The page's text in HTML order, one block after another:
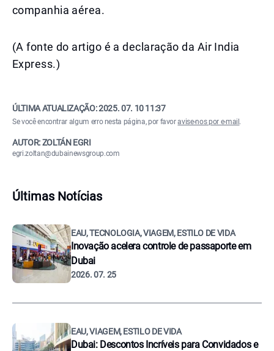
companhia aérea.
(A fonte do artigo é a declaração da Air India
Express.)
ÚLTIMA ATUALIZAÇÃO:2025. 07. 10 11:37
Se você encontrar algum erro nesta página, por favoravise-nos por e-mail .
AUTOR: ZOLTÁN EGRI
egri.zoltan@dubainewsgroup.com
Últimas Notícias
EAU, TECNOLOGIA, VIAGEM, ESTILO DE VIDA
Inovação acelera controle de passaporte em
Dubai
2026. 07. 25
EAU, VIAGEM, ESTILO DE VIDA
Dubai: Descontos Incríveis para Convidados e